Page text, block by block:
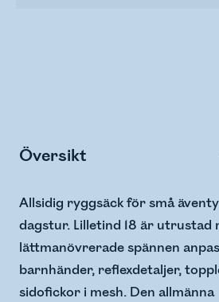
Översikt
Allsidig ryggsäck för små
dagstur. Lilletind 18 är utrustad
lättmanövrerade spännen
barnhänder, reflexdetaljer,
sidofickor i mesh. Den allmänna